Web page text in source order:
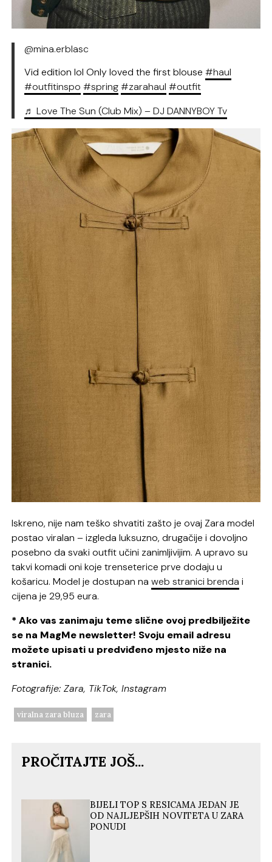
@mina.erblasc
Vid edition lol Only loved the first blouse#haul
#outfitinspo #spring#zarahaul #outfit
♬ Love The Sun (Club Mix) – DJ DANNYBOY Tv
Iskreno, nije nam teško shvatiti zašto je ovaj Zara model
postao viralan – izgleda luksuzno, drugačije i dovoljno
posebno da svaki outfit učini zanimljivijim. A upravo su
takvi komadi oni koje trenseterice prve dodaju u
košaricu. Model je dostupan naweb stranici brenda i
cijena je 29,95 eura.
* Ako vas zanimaju teme slične ovoj predbilježite
se na MagMe newsletter! Svoju email adresu
možete upisati u predviđeno mjesto niže na
stranici.
Fotografije: Zara, TikTok, Instagram
viralna zara bluza zara
PROČITAJTE JOŠ...
BIJELI TOP S RESICAMA JEDAN JE
OD NAJLJEPŠIH NOVITETA U ZARA
PONUDI